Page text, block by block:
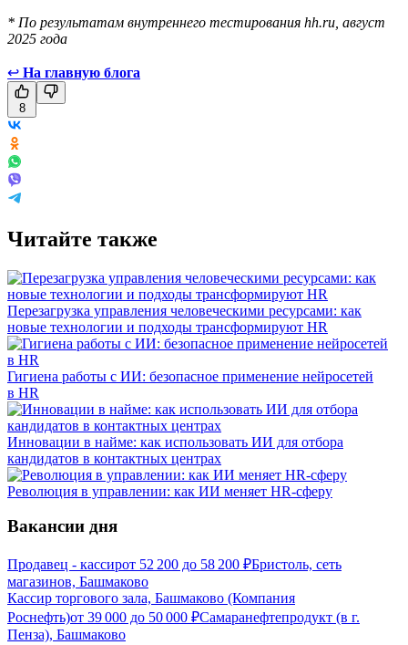
* По результатам внутреннего тестирования hh.ru, август
2025 года
↩ На главную блога
8
Читайте также
Перезагрузка управления человеческими ресурсами: как
новые технологии и подходы трансформируют HR
Гигиена работы с ИИ: безопасное применение нейросетей
в HR
Инновации в найме: как использовать ИИ для отбора
кандидатов в контактных центрах
Революция в управлении: как ИИ меняет HR-сферу
Вакансии дня
Продавец - кассирот 52 200 до 58 200 ₽Бристоль, сеть
магазинов, Башмаково
Кассир торгового зала, Башмаково (Компания
Роснефть)от 39 000 до 50 000 ₽Самаранефтепродукт (в г.
Пенза), Башмаково